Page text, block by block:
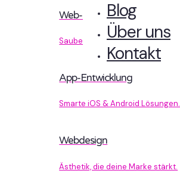
Blog
Über uns
Kontakt
Web-Entwicklung
Sauberer Code, der performt.
App-Entwicklung
Smarte iOS & Android Lösungen.
Webdesign
Ästhetik, die deine Marke stärkt.